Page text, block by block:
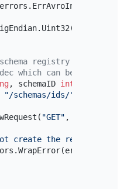
registry to fetch
which can be used to
, schemaID int
"/schemas/ids/"
"GET" ,
create the request to